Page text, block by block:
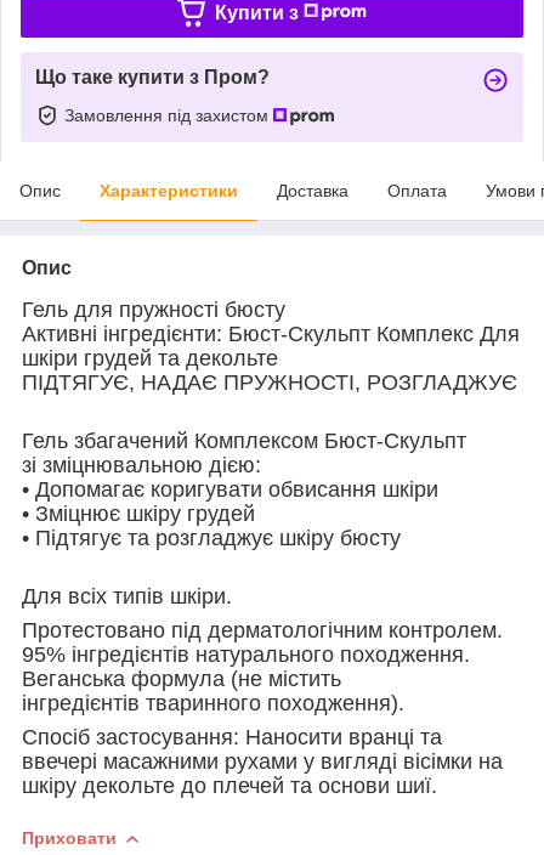
Купити з
Що таке купити з Пром?
Замовлення під захистом
Опис Характеристики Доставка Оплата Умови
Опис
Гель для пружності бюсту
Активні інгредієнти: Бюст-Скульпт Комплекс Для
шкіри грудей та декольте
ПІДТЯГУЄ, НАДАЄ ПРУЖНОСТІ, РОЗГЛАДЖУЄ
Гель збагачений Комплексом Бюст-Скульпт
зі зміцнювальною дією:
• Допомагає коригувати обвисання шкіри
• Зміцнює шкіру грудей
• Підтягує та розгладжує шкіру бюсту
Для всіх типів шкіри.
Протестовано під дерматологічним контролем.
95% інгредієнтів натурального походження.
Веганська формула (не містить
інгредієнтів тваринного походження).
Спосіб застосування: Наносити вранці та
ввечері масажними рухами у вигляді вісімки на
шкіру декольте до плечей та основи шиї.
Приховати